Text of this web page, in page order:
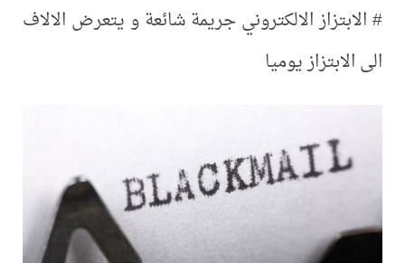
# الابتزاز الالكتروني جريمة شائعة و يتعرض الالاف
الى الابتزاز يوميا